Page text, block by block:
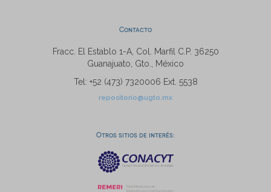
Contacto
Fracc. El Establo 1-A, Col. Marfil C.P. 36250
Guanajuato, Gto., México
Tel: +52 (473) 7320006 Ext. 5538
repositorio@ugto.mx
Otros sitios de interés: